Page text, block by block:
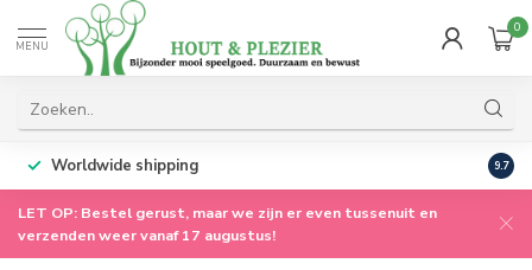
MENU
0
Worldwide shipping 9.7
LET OP: Bestel gerust, maar we zijn er even tussenuit en
verzenden weer vanaf 17 augustus!